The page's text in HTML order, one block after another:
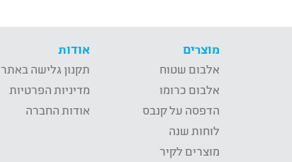
מוצרים
אלבום שטוח
אלבום כרומו
הדפסה על קנבס
לוחות שנה
מוצרים לקיר
אודות
תקנון גלישה באתר
מדיניות הפרטיות
אודות החברה